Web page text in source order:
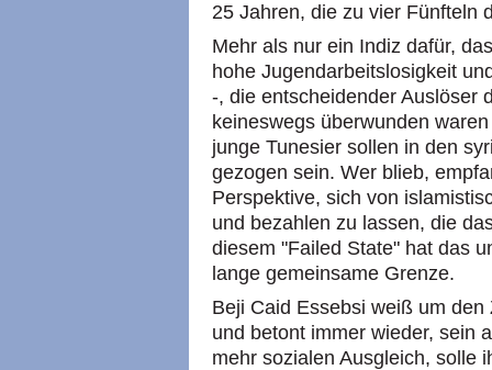
25 Jahren, die zu vier Fünfteln
Mehr als nur ein Indiz dafür,
hohe Jugendarbeitslosigkeit
-, die entscheidender Auslöser
keineswegs überwunden
junge Tunesier sollen in den
gezogen sein. Wer blieb,
Perspektive, sich von
und bezahlen zu lassen, die
diesem "Failed State" hat das
lange gemeinsame Grenze.
Beji Caid Essebsi weiß um
und betont immer wieder, sein
mehr sozialen Ausgleich, solle